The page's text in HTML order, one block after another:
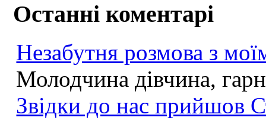
Останні коментарі
Незабутня розмова з
Молодчина дівчина,
Звідки до нас прийшов